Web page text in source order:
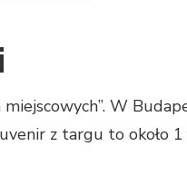
W
z targu to około